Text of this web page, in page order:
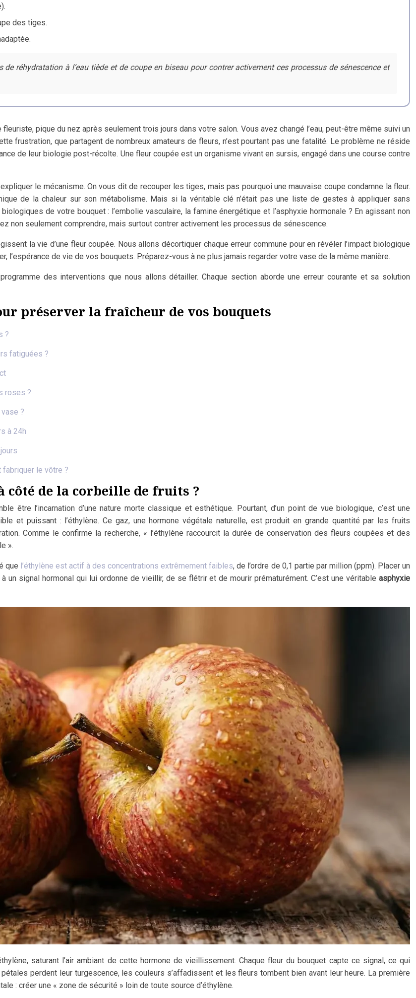
des tiges.
réhydratation à l’eau tiède et de coupe en biseau pour contrer activement ces processus de sénescence et
pique du nez après seulement trois jours dans votre salon. Vous avez changé l’eau, peut-être même suivi un
frustration, que partagent de nombreux amateurs de fleurs, n’est pourtant pas une fatalité. Le problème ne réside
de leur biologie post-récolte. Une fleur coupée est un organisme vivant en sursis, engagé dans une course contre
le mécanisme. On vous dit de recouper les tiges, mais pas pourquoi une mauvaise coupe condamne la fleur.
de la chaleur sur son métabolisme. Mais si la véritable clé n’était pas une liste de gestes à appliquer sans
de votre bouquet : l’embolie vasculaire, la famine énergétique et l’asphyxie hormonale ? En agissant non
non seulement comprendre, mais surtout contrer activement les processus de sénescence.
la vie d’une fleur coupée. Nous allons décortiquer chaque erreur commune pour en révéler l’impact biologique
de vie de vos bouquets. Préparez-vous à ne plus jamais regarder votre vase de la même manière.
des interventions que nous allons détailler. Chaque section aborde une erreur courante et sa solution
préserver la fraîcheur de vos bouquets
?
fatiguées ?
roses ?
?
à 24h
le vôtre ?
côté de la corbeille de fruits ?
être l’incarnation d’une nature morte classique et esthétique. Pourtant, d’un point de vue biologique, c’est une
et puissant : l’éthylène. Ce gaz, une hormone végétale naturelle, est produit en grande quantité par les fruits
Comme le confirme la recherche, « l’éthylène raccourcit la durée de conservation des fleurs coupées et des
».
que l’éthylène est actif à des concentrations extrêmement faibles, de l’ordre de 0,1 partie par million (ppm). Placer un
un signal hormonal qui lui ordonne de vieillir, de se flétrir et de mourir prématurément. C’est une véritable asphyxie
saturant l’air ambiant de cette hormone de vieillissement. Chaque fleur du bouquet capte ce signal, ce qui
perdent leur turgescence, les couleurs s’affadissent et les fleurs tombent bien avant leur heure. La première
: créer une « zone de sécurité » loin de toute source d’éthylène.